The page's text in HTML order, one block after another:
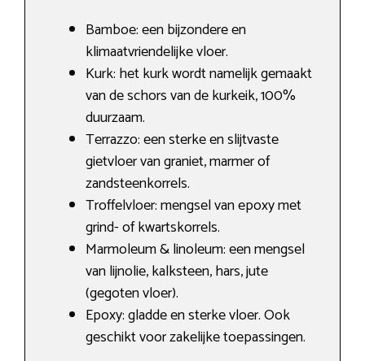
Bamboe: een bijzondere en
klimaatvriendelijke vloer.
Kurk: het kurk wordt namelijk gemaakt
van de schors van de kurkeik, 100%
duurzaam.
Terrazzo: een sterke en slijtvaste
gietvloer van graniet, marmer of
zandsteenkorrels.
Troffelvloer: mengsel van epoxy met
grind- of kwartskorrels.
Marmoleum & linoleum: een mengsel
van lijnolie, kalksteen, hars, jute
(gegoten vloer).
Epoxy: gladde en sterke vloer. Ook
geschikt voor zakelijke toepassingen.